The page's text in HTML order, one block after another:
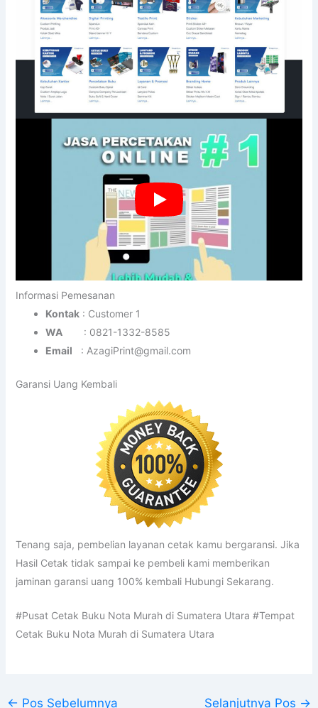
Informasi Pemesanan
Kontak: Customer 1
WA
: 0821-1332-8585
Email : AzagiPrint@gmail.com
Garansi Uang Kembali
Tenang saja, pembelian layanan cetak kamu bergaransi. Jika
Hasil Cetak tidak sampai ke pembeli kami memberikan
jaminan garansi uang 100% kembali Hubungi Sekarang.
#Pusat Cetak Buku Nota Murah di Sumatera Utara #Tempat
Cetak Buku Nota Murah di Sumatera Utara
← Pos Sebelumnya Selanjutnya Pos →